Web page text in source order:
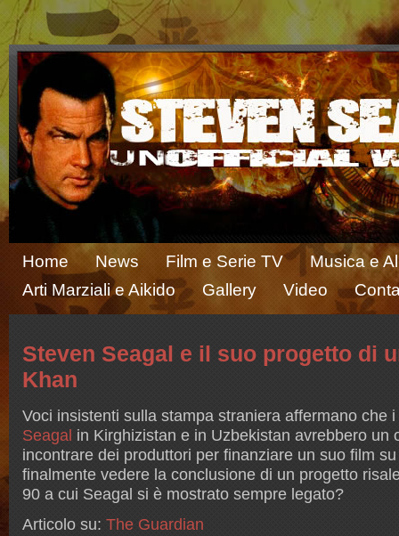
Home News Film e Serie TV
Musica e
Arti Marziali e Aikido
Gallery Video
Steven Seagal e il suo progetto di
Khan
Voci insistenti sulla stampa straniera affermano che
Seagal in Kirghizistan e in Uzbekistan avrebbero un
incontrare dei produttori per finanziare un suo film
finalmente vedere la conclusione di un progetto
90 a cui Seagal si è mostrato sempre legato?
Articolo su: The Guardian